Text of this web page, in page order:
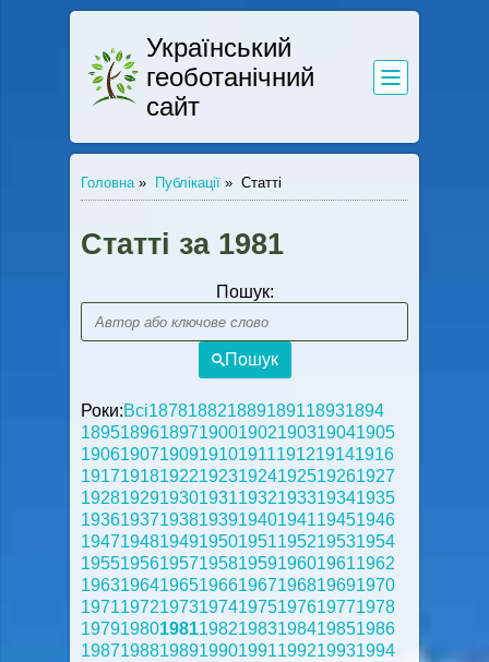
Український
геоботанічний
сайт
Головна » Публікації » Статті
Статті за 1981
Пошук:
Пошук
Роки:Всі187818821889189118931894
18951896189719001902190319041905
19061907190919101911191219141916
19171918192219231924192519261927
19281929193019311932193319341935
19361937193819391940194119451946
19471948194919501951195219531954
19551956195719581959196019611962
19631964196519661967196819691970
19711972197319741975197619771978
19791980198119821983198419851986
19871988198919901991199219931994